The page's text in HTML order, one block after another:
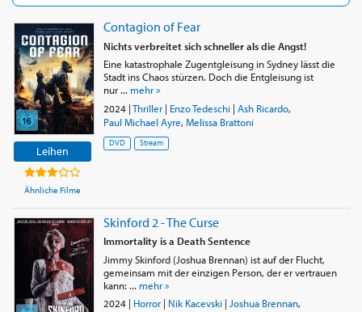
Leihen
Ähnliche Filme
Contagion of Fear
Nichts verbreitet sich schneller als die Angst!
Eine katastrophale Zugentgleisung in Sydney lässt die
Stadt ins Chaos stürzen. Doch die Entgleisung ist
nur ... mehr »
2024|Thriller| Enzo Tedeschi| Ash Ricardo,
Paul Michael Ayre, Melissa Brattoni
DVD Stream
Skinford 2 - The Curse
Immortality is a Death Sentence
Jimmy Skinford (Joshua Brennan) ist auf der Flucht,
gemeinsam mit der einzigen Person, der er vertrauen
kann: ... mehr »
2024| Horror| Nik Kacevski| Joshua Brennan,